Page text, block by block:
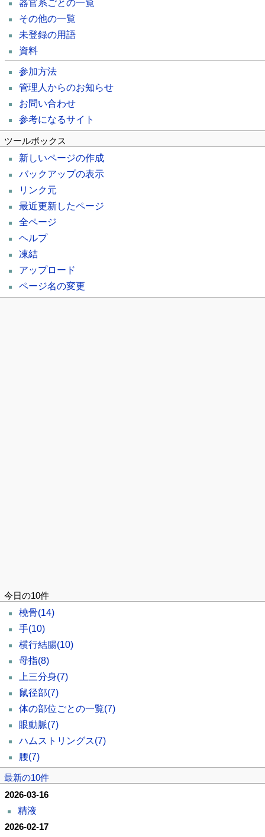
器官系ごとの一覧
その他の一覧
未登録の用語
資料
参加方法
管理人からのお知らせ
お問い合わせ
参考になるサイト
ツールボックス
新しいページの作成
バックアップの表示
リンク元
最近更新したページ
全ページ
ヘルプ
凍結
アップロード
ページ名の変更
今日の10件
橈骨(14)
手(10)
横行結腸(10)
母指(8)
上三分身(7)
鼠径部(7)
体の部位ごとの一覧(7)
眼動脈(7)
ハムストリングス(7)
腰(7)
最新の10件
2026-03-16
精液
2026-02-17